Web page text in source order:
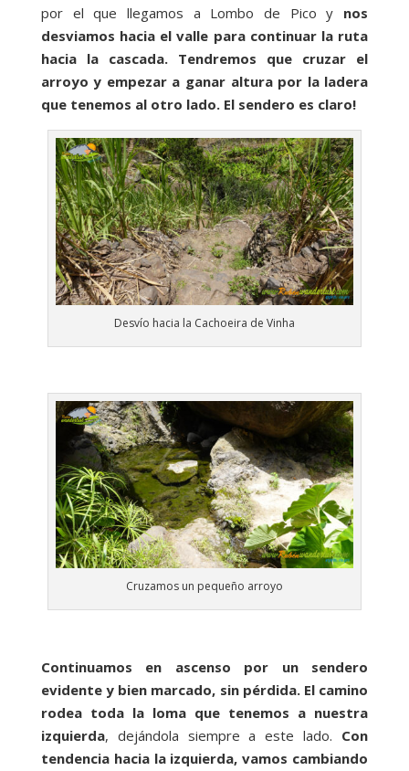
por el que llegamos a Lombo de Pico y nos
desviamos hacia el valle para continuar la ruta
hacia la cascada. Tendremos que cruzar el
arroyo y empezar a ganar altura por la ladera
que tenemos al otro lado. El sendero es claro!
Desvío hacia la Cachoeira de Vinha
Cruzamos un pequeño arroyo
Continuamos en ascenso por un sendero
evidente y bien marcado, sin pérdida. El camino
rodea toda la loma que tenemos a nuestra
izquierda, dejándola siempre a este lado. Con
tendencia hacia la izquierda, vamos cambiando